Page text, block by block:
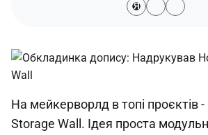
Я
На мейкерворлд в топі проєктів
Storage Wall. Ідея проста